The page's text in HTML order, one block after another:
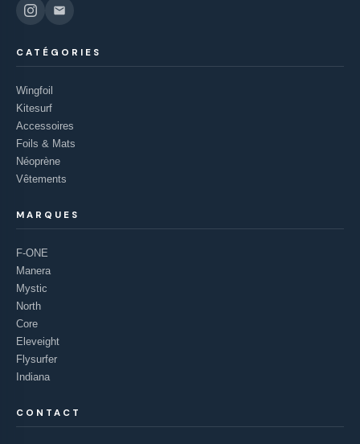
CATÉGORIES
Wingfoil
Kitesurf
Accessoires
Foils & Mats
Néoprène
Vêtements
MARQUES
F-ONE
Manera
Mystic
North
Core
Eleveight
Flysurfer
Indiana
CONTACT